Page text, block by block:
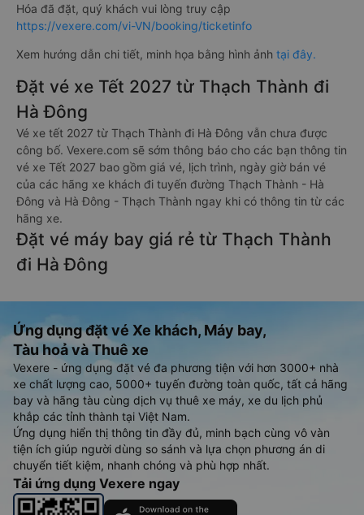
Hóa đã đặt, quý khách vui lòng truy cập
https://vexere.com/vi-VN/booking/ticketinfo
Xem hướng dẫn chi tiết, minh họa bằng hình ảnh tại đây.
Đặt vé xe Tết 2027 từ Thạch Thành đi
Hà Đông
Vé xe tết 2027 từ Thạch Thành đi Hà Đông vẫn chưa được
công bố. Vexere.com sẽ sớm thông báo cho các bạn thông tin
vé xe Tết 2027 bao gồm giá vé, lịch trình, ngày giờ bán vé
của các hãng xe khách đi tuyến đường Thạch Thành - Hà
Đông và Hà Đông - Thạch Thành ngay khi có thông tin từ các
hãng xe.
Đặt vé máy bay giá rẻ từ Thạch Thành
đi Hà Đông
Ứng dụng đặt vé Xe khách, Máy bay,
Tàu hoả và Thuê xe
Vexere - ứng dụng đặt vé đa phương tiện với hơn 3000+ nhà
xe chất lượng cao, 5000+ tuyến đường toàn quốc, tất cả hãng
bay và hãng tàu cùng dịch vụ thuê xe máy, xe du lịch phủ
khắp các tỉnh thành tại Việt Nam.
Ứng dụng hiển thị thông tin đầy đủ, minh bạch cùng vô vàn
tiện ích giúp người dùng so sánh và lựa chọn phương án di
chuyển tiết kiệm, nhanh chóng và phù hợp nhất.
Tải ứng dụng Vexere ngay